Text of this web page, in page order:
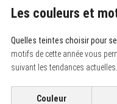
Les couleurs et
Quelles teintes choisir pour
motifs de cette année vous
suivant les tendances actuelles.
Couleur